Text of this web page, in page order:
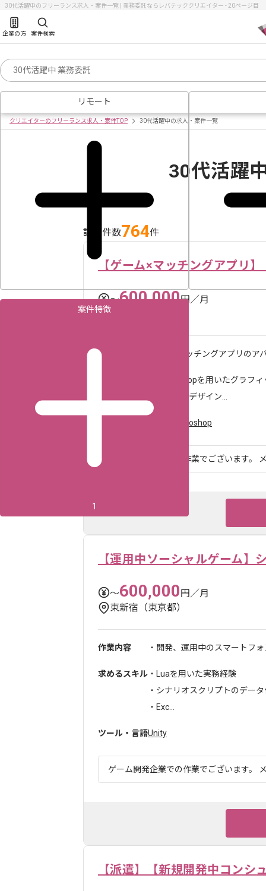
30代活躍中のフリーランス求人・案件一覧 | 業務委託ならレバテッククリエイター - 20ページ目
企業の方 案件検索
リモート
案件特徴
1
クリエイターのフリーランス求人・案件TOP 30代活躍中の求人・案件一覧
30代活躍
該当件数764件
【ゲーム×マッチングアプリ
〜600,000円／月
東新宿（東京都）
作業内容 ゲーム×マッチングアプリの
・Photoshopを用いたグラフ
・アバターデザイン...
Photoshop
ゲーム開発企業での作業でございます。
【運用中ソーシャルゲーム】
〜600,000円／月
東新宿（東京都）
作業内容 ・開発、運用中のスマートフ
求めるスキル ・Luaを用いた実務経験
・シナリオスクリプトのデー
・Exc...
ツール・言語Unity
ゲーム開発企業での作業でございます。
【派遣】【新規開発中コンシ